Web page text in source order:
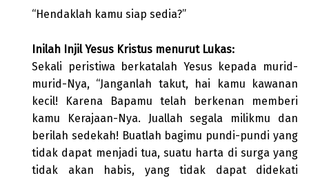
“Hendaklah kamu siap sedia?”
Inilah Injil Yesus Kristus menurut Lukas:
Sekali peristiwa berkatalah Yesus kepada murid-
murid-Nya, “Janganlah takut, hai kamu kawanan
kecil! Karena Bapamu telah berkenan memberi
kamu Kerajaan-Nya. Juallah segala milikmu dan
berilah sedekah! Buatlah bagimu pundi-pundi yang
tidak dapat menjadi tua, suatu harta di surga yang
tidak akan habis, yang tidak dapat didekati